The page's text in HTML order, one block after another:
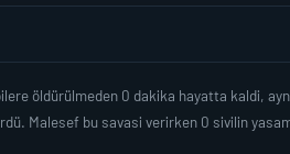
öldürülmeden 0 dakika hayatta kaldi,
Malesef bu savasi verirken 0 sivilin